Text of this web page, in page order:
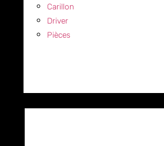
Carillon
Driver
Pièces